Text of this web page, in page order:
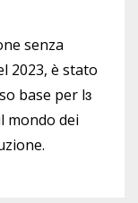
senza
2023, è stato
base per lɜ
mondo dei